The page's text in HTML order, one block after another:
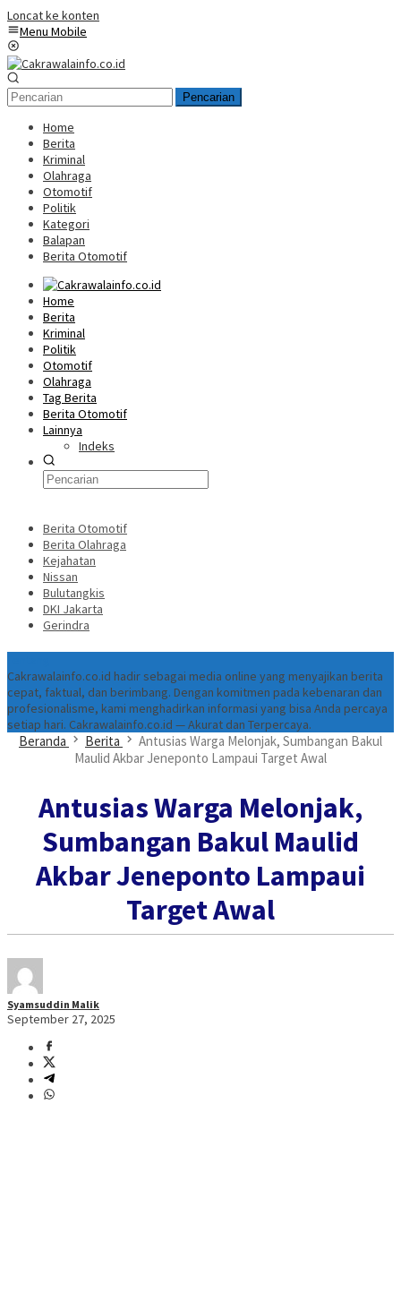
Loncat ke konten
Menu Mobile
Pencarian
Home
Berita
Kriminal
Olahraga
Otomotif
Politik
Kategori
Balapan
Berita Otomotif
Home
Berita
Kriminal
Politik
Otomotif
Olahraga
Tag Berita
Berita Otomotif
Lainnya
Indeks
Berita Otomotif
Berita Olahraga
Kejahatan
Nissan
Bulutangkis
DKI Jakarta
Gerindra
Cakrawalainfo.co.id hadir sebagai media online yang menyajikan berita
cepat, faktual, dan berimbang. Dengan komitmen pada kebenaran dan
profesionalisme, kami menghadirkan informasi yang bisa Anda percaya
setiap hari. Cakrawalainfo.co.id — Akurat dan Terpercaya.
Beranda Berita
Antusias Warga Melonjak, Sumbangan Bakul
Maulid Akbar Jeneponto Lampaui Target Awal
Antusias Warga Melonjak,
Sumbangan Bakul Maulid
Akbar Jeneponto Lampaui
Target Awal
Syamsuddin Malik
September 27, 2025